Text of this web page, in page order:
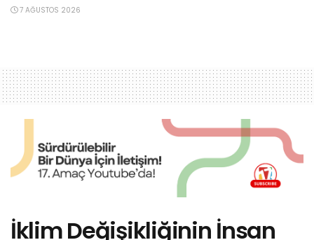
7 AĞUSTOS 2026
İklim Değişikliğinin İnsan